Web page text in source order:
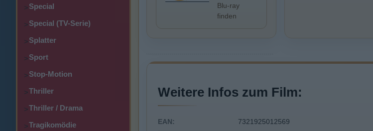
>Special
>Special (TV-Serie)
>Splatter
>Sport
>Stop-Motion
>Thriller
>Thriller / Drama
>Tragikomödie
Blu-ray
finden
Weitere Infos zum Film:
EAN: 7321925012569